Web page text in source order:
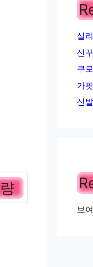
실
신
쿠
가
신
보